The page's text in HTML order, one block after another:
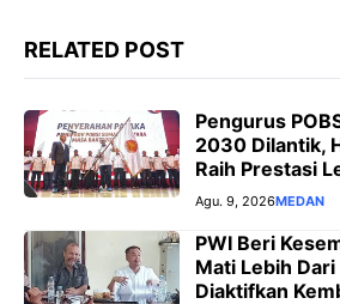
k p
me
r
RELATED POST
Pengurus
2030 Dilantik,
Raih Prestasi
Agu. 9, 2026MEDAN
PWI Beri
Mati Lebih
Diaktifkan